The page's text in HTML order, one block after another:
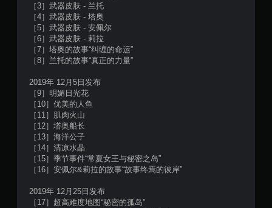
［3］武器皮肤 - 兰托
［4］武器皮肤 - 塔奥
［5］武器皮肤 - 安佩尔
［6］武器皮肤 - 莉拉
［7］塔奥的故事“纠缠的命运”
［8］兰托的故事“真正的力量”
2019年 12月5日发布
［9］明媚日光花
［10］优美的人鱼
［11］肌肉火山
［12］塔奥船长
［13］海洋公子
［14］清凉水晶
［15］季节事件“常夏女王与秘密之岛”
［16］安佩尔&莉拉的故事“故事终焉的彼岸”
2019年 12月25日发布
［17］超高难度地图“秘密的孤岛”